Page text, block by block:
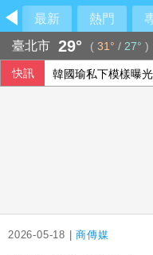
最新 熱門
臺北市 29° ( 31° / 27° )
快訊 韓國瑜私下模樣曝
2026-05-18 |商傳媒